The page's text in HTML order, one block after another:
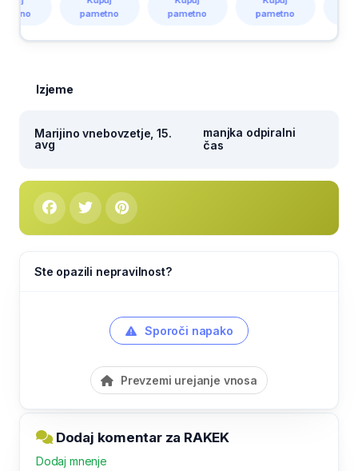
pametno
pametno
pametno
Izjeme
Marijino vnebovzetje, 15.
avg
manjka odpiralni
čas
Ste opazili nepravilnost?
Sporoči napako
Prevzemi urejanje vnosa
Dodaj komentar za RAKEK
Dodaj mnenje